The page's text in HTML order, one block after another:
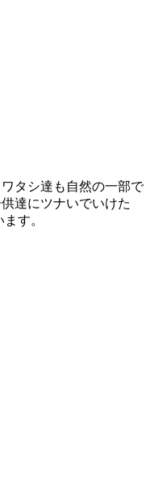
タシ達も自然の一部で
達にツナいでいけた
す。